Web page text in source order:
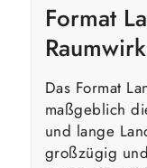
Format
Das Format
maßgeblich
und lange
großzügig